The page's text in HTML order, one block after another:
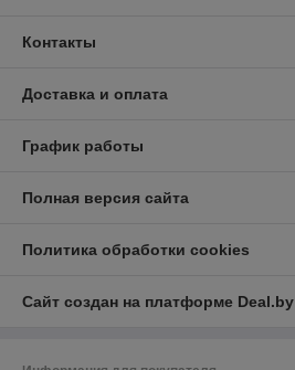
Контакты
Доставка и оплата
График работы
Полная версия сайта
Политика обработки cookies
Сайт создан на платформе Deal.by